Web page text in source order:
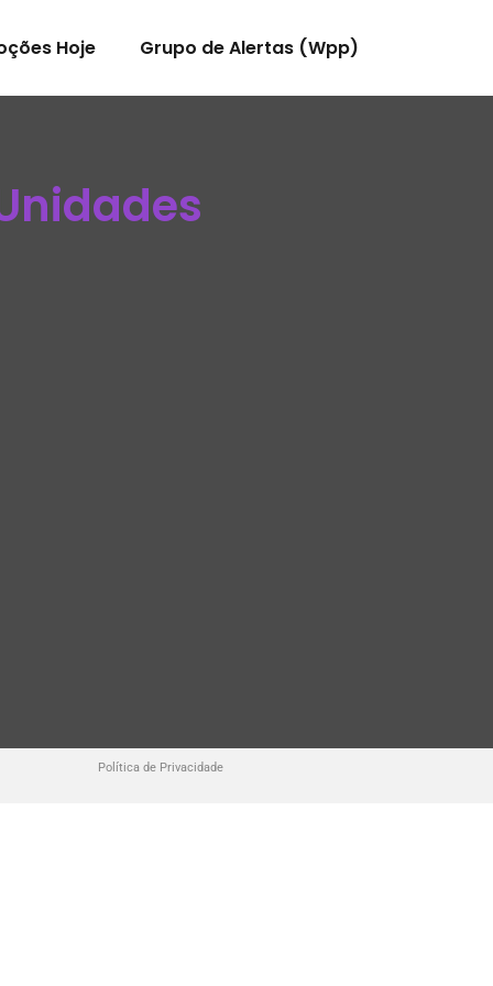
Hoje Grupo de Alertas (Wpp)
Política de Privacidade